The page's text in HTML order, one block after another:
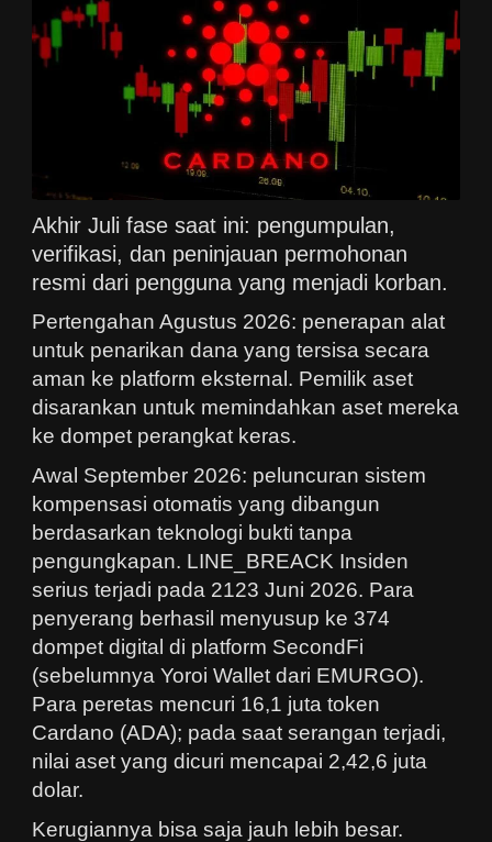
Akhir Juli fase saat ini: pengumpulan,
verifikasi, dan peninjauan permohonan
resmi dari pengguna yang menjadi korban.
Pertengahan Agustus 2026: penerapan alat
untuk penarikan dana yang tersisa secara
aman ke platform eksternal. Pemilik aset
disarankan untuk memindahkan aset mereka
ke dompet perangkat keras.
Awal September 2026: peluncuran sistem
kompensasi otomatis yang dibangun
berdasarkan teknologi bukti tanpa
pengungkapan. LINE_BREACK Insiden
serius terjadi pada 2123 Juni 2026. Para
penyerang berhasil menyusup ke 374
dompet digital di platform SecondFi
(sebelumnya Yoroi Wallet dari EMURGO).
Para peretas mencuri 16,1 juta token
Cardano (ADA); pada saat serangan terjadi,
nilai aset yang dicuri mencapai 2,42,6 juta
dolar.
Kerugiannya bisa saja jauh lebih besar.